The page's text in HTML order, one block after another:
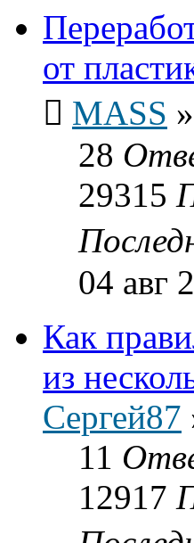
от
MASS »
28
29315
04 авг
Как
из
Сергей87
11
12917